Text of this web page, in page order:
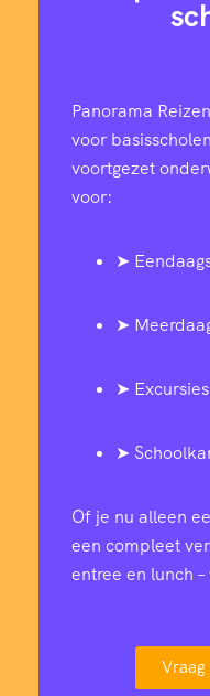
Panorama
voor
voortgezet
voor:
➤
➤
➤
➤
Of je nu alleen
een compleet
entree en lunch
Vraag